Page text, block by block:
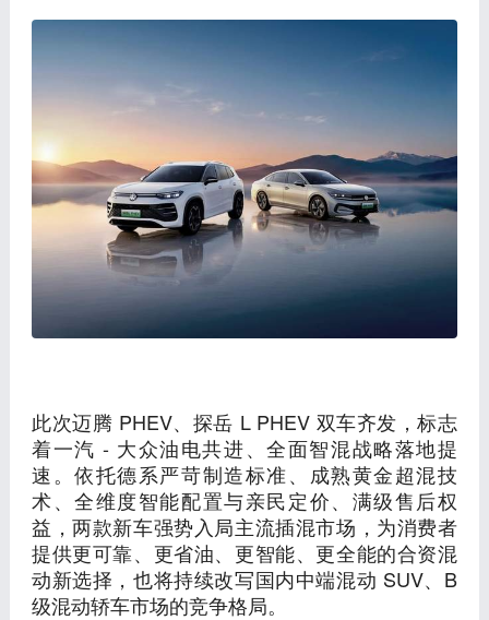
此次迈腾 PHEV、探岳 L PHEV 双车齐发，标志
着一汽 - 大众油电共进、全面智混战略落地提
速。依托德系严苛制造标准、成熟黄金超混技
术、全维度智能配置与亲民定价、满级售后权
益，两款新车强势入局主流插混市场，为消费者
提供更可靠、更省油、更智能、更全能的合资混
动新选择，也将持续改写国内中端混动 SUV、B
级混动轿车市场的竞争格局。